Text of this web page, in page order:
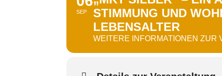
SEP
STIMMUNG UND
LEBENSALTER
WEITERE INFORMATIONEN ZUR